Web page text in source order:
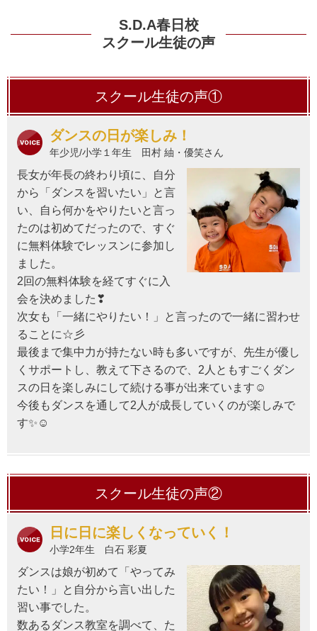
S.D.A春日校
スクール生徒の声
スクール生徒の声①
ダンスの日が楽しみ！
年少児/小学１年生 田村 紬・優笑さん
長女が年長の終わり頃に、自分
から「ダンスを習いたい」と言
い、自ら何かをやりたいと言っ
たのは初めてだったので、すぐ
に無料体験でレッスンに参加し
ました。
2回の無料体験を経てすぐに入
会を決めました❣
次女も「一緒にやりたい！」と言ったので一緒に習わせ
ることに☆彡
最後まで集中力が持たない時も多いですが、先生が優し
くサポートし、教えて下さるので、2人ともすごくダン
スの日を楽しみにして続ける事が出来ています☺
今後もダンスを通して2人が成長していくのが楽しみで
す✨☺
スクール生徒の声②
日に日に楽しくなっていく！
小学2年生 白石 彩夏
ダンスは娘が初めて「やってみ
たい！」と自分から言い出した
習い事でした。
数あるダンス教室を調べて、た